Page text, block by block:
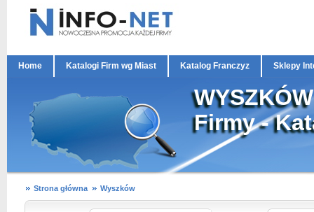
Home Katalogi Firm wg Miast Katalog Franczyz Sklepy
WYSZKÓW
Firmy -
Strona główna Wyszków